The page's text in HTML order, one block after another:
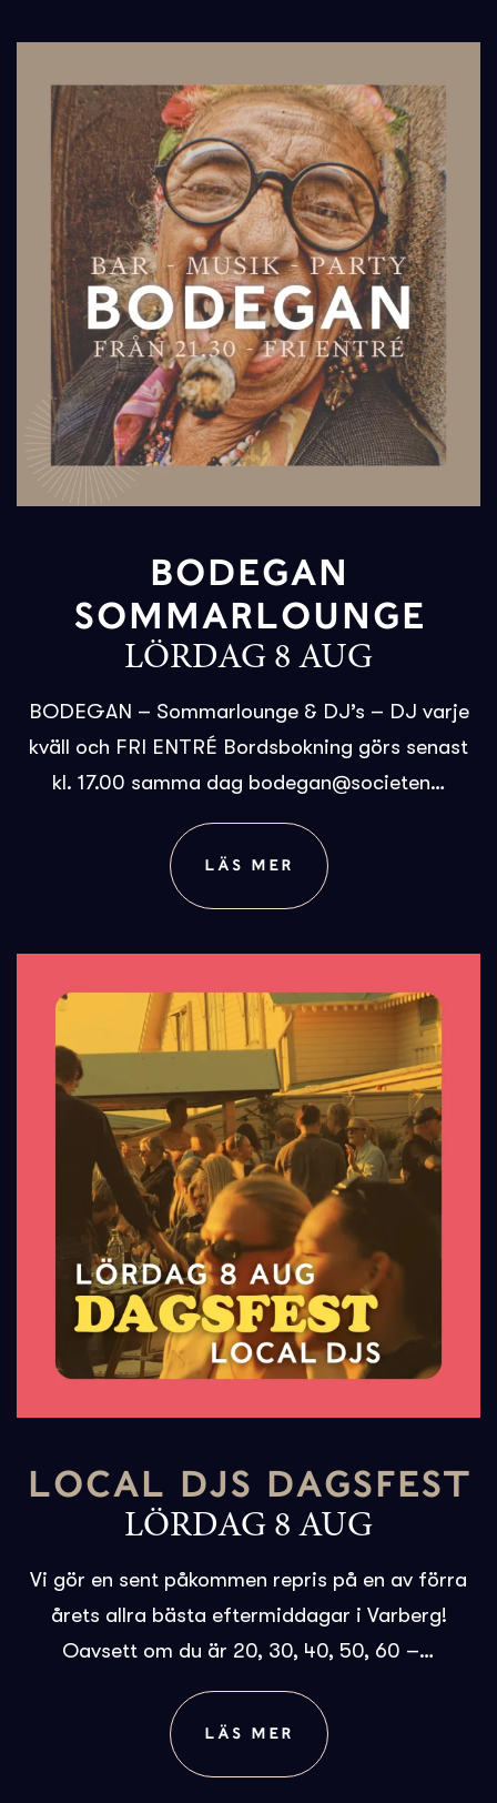
BODEGAN
SOMMARLOUNGE
LÖRDAG 8 AUG
BODEGAN – Sommarlounge & DJ’s – DJ varje
kväll och FRI ENTRÉ Bordsbokning görs senast
kl. 17.00 samma dag bodegan@societen…
LÄS MER
LOCAL DJS DAGSFEST
LÖRDAG 8 AUG
Vi gör en sent påkommen repris på en av förra
årets allra bästa eftermiddagar i Varberg!
Oavsett om du är 20, 30, 40, 50, 60 –…
LÄS MER